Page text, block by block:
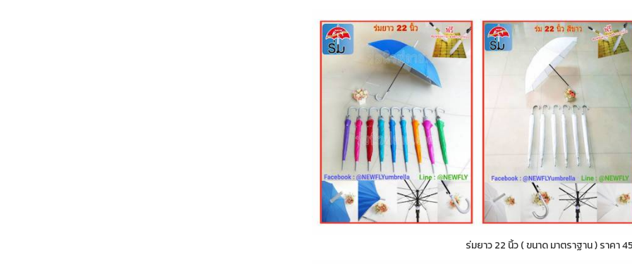
ร่มยาว 22 นิ้ว ( ขนาด มาตราฐาน ) ราคา